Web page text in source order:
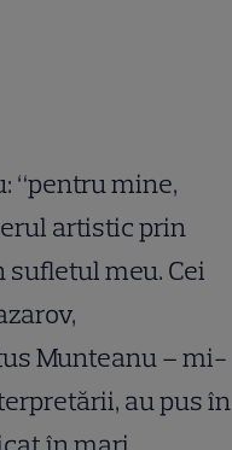
“pentru mine,
artistic prin
meu. Cei
Munteanu – mi-
au pus în